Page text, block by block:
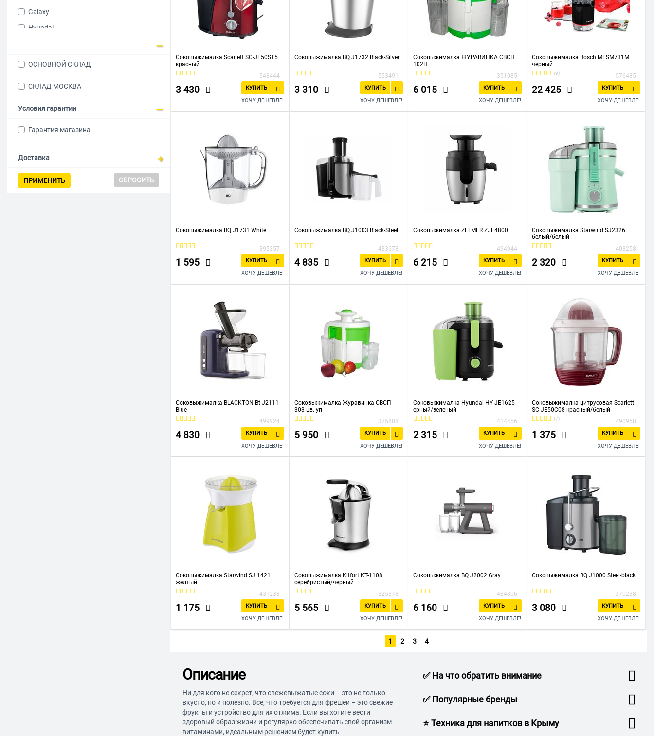
Galaxy
Hyundai
MOULINEX
MYSTERY
Scarlett
Starwind
Vitek
ОСНОВНОЙ СКЛАД
СКЛАД МОСКВА
Условия гарантии
Гарантия магазина
Доставка
ПРИМЕНИТЬ СБРОСИТЬ
Соковыжималка Scarlett SC-JE50S15
красный
548444
3 430
КУПИТЬ
ХОЧУ ДЕШЕВЛЕ!
Соковыжималка BQ J1732 Black-Silver
553491
3 310
КУПИТЬ
ХОЧУ ДЕШЕВЛЕ!
Соковыжималка ЖУРАВИНКА СВСП
102П
351085
6 015
КУПИТЬ
ХОЧУ ДЕШЕВЛЕ!
Соковыжималка Bosch MESM731M
черный
(9) 576485
22 425
КУПИТЬ
ХОЧУ ДЕШЕВЛЕ!
Соковыжималка BQ J1731 White
395357
1 595
КУПИТЬ
ХОЧУ ДЕШЕВЛЕ!
Соковыжималка BQ J1003 Black-Steel
433678
4 835
КУПИТЬ
ХОЧУ ДЕШЕВЛЕ!
Соковыжималка ZELMER ZJE4800
494944
6 215
КУПИТЬ
ХОЧУ ДЕШЕВЛЕ!
Соковыжималка Starwind SJ2326
белый/белый
403258
2 320
КУПИТЬ
ХОЧУ ДЕШЕВЛЕ!
Соковыжималка BLACKTON Bt J2111
Blue
499924
4 830
КУПИТЬ
ХОЧУ ДЕШЕВЛЕ!
Соковыжималка Журавинка СВСП
303 цв. уп
375808
5 950
КУПИТЬ
ХОЧУ ДЕШЕВЛЕ!
Соковыжималка Hyundai HY-JE1625
ерный/зеленый
414456
2 315
КУПИТЬ
ХОЧУ ДЕШЕВЛЕ!
Соковыжималка цитрусовая Scarlett
SC-JE50C08 красный/белый
(7) 490958
1 375
КУПИТЬ
ХОЧУ ДЕШЕВЛЕ!
Соковыжималка Starwind SJ 1421
желтый
431238
1 175
КУПИТЬ
ХОЧУ ДЕШЕВЛЕ!
Соковыжималка Kitfort КТ-1108
серебристый/черный
325378
5 565
КУПИТЬ
ХОЧУ ДЕШЕВЛЕ!
Соковыжималка BQ J2002 Gray
484806
6 160
КУПИТЬ
ХОЧУ ДЕШЕВЛЕ!
Соковыжималка BQ J1000 Steel-black
370238
3 080
КУПИТЬ
ХОЧУ ДЕШЕВЛЕ!
1 2 3 4
Описание
Ни для кого не секрет, что свежевыжатые соки – это не только
вкусно, но и полезно. Всё, что требуется для фрешей – это свежие
фрукты и устройство для их отжима. Если вы хотите вести
здоровый образ жизни и регулярно обеспечивать свой организм
витаминами, идеальным решением будет купить
✅ На что обратить внимание
✅ Популярные бренды
⭐️ Техника для напитков в Крыму